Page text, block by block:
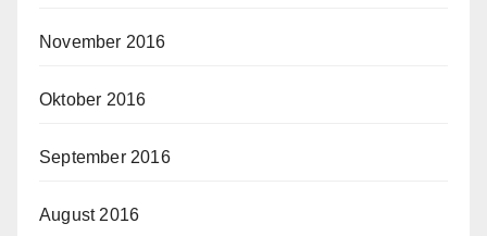
November 2016
Oktober 2016
September 2016
August 2016